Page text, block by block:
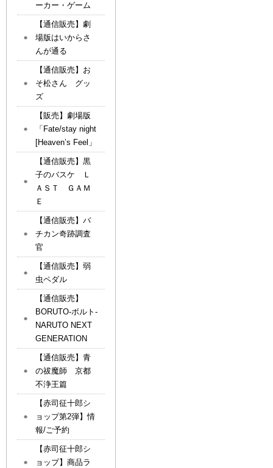
ーカー・ゲーム
【通信販売】劇
場版はいからさ
んが通る
【通信販売】お
そ松さん グッ
ズ
【販売】劇場版
「Fate/stay night
[Heaven’s Feel」
【通信販売】黒
子のバスケ Ｌ
ＡＳＴ ＧＡＭ
Ｅ
【通信販売】バ
チカン奇跡調査
官
【通信販売】弱
虫ペダル
【通信販売】
BORUTO-ボルト-
NARUTO NEXT
GENERATION
【通信販売】青
の祓魔師 京都
不浄王篇
【赤司征十郎シ
ョップ第2弾】情
報/ご予約
【赤司征十郎シ
ョップ】商品ラ